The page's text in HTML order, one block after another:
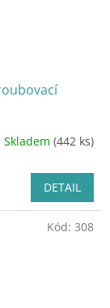
Skladem (442 ks)
DETAIL
Kód: 308